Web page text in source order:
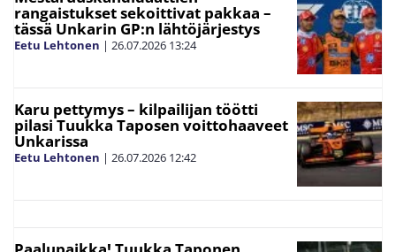
rangaistukset sekoittivat pakkaa –
tässä Unkarin GP:n lähtöjärjestys
Eetu Lehtonen | 26.07.2026 13:24
Karu pettymys – kilpailijan töötti
pilasi Tuukka Taposen voittohaaveet
Unkarissa
Eetu Lehtonen | 26.07.2026 12:42